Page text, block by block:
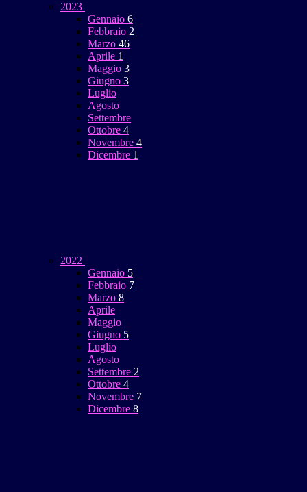
2023
Gennaio 6
Febbraio 2
Marzo 46
Aprile 1
Maggio 3
Giugno 3
Luglio
Agosto
Settembre
Ottobre 4
Novembre 4
Dicembre 1
2022
Gennaio 5
Febbraio 7
Marzo 8
Aprile
Maggio
Giugno 5
Luglio
Agosto
Settembre 2
Ottobre 4
Novembre 7
Dicembre 8